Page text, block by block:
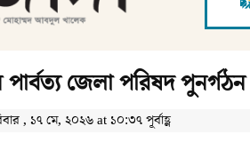
জেলা পরিষদ পুনর্গঠন
, ১৭ মে, ২০২৬ at ১০:৩৭ পূর্বাহ্ণ